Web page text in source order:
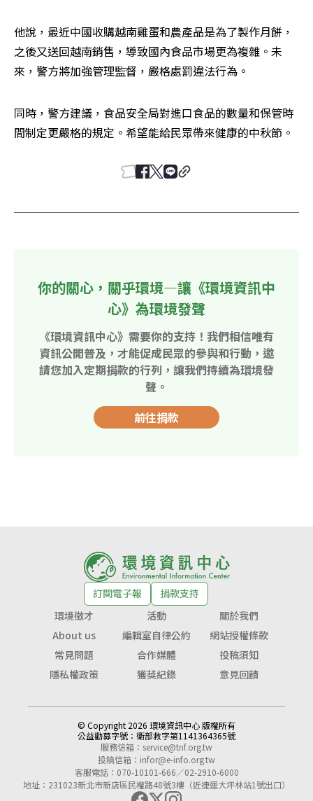
他說，最近中國收購越南雞蛋和農產品是為了製作月餅，
之後又送回越南銷售，導致國內食品市場更為複雜。未
來，警方將加強管理監督，嚴格處罰違法行為。
同時，警方建議，食品安全局對進口食品的數量和保管時
間制定更嚴格的規定。希望能給民眾帶來健康的中秋節。
你的關心，關乎環境—讓《環境資訊中
心》為環境發聲
《環境資訊中心》需要你的支持！我們相信唯有
資訊公開普及，才能促成民眾的參與和行動，邀
請您加入定期捐款的行列，讓我們持續為環境發
聲。
前往捐款
訂閱電子報
捐款支持
環境徵才
活動
關於我們
About us
編輯室自律公約
網站授權條款
常見問題
合作媒體
投稿須知
隱私權政策
獲獎紀錄 意見回饋
© Copyright 2026 環境資訊中心 版權所有
公益勸募字號： 衛部救字第1141364365號
服務信箱： service@tnf.org.tw
投稿信箱： infor@e-info.org.tw
客服電話：070-10101-666／02-2910-6000
地址：231023新北市新店區民權路48號3樓（近捷運大坪林站1號出口）